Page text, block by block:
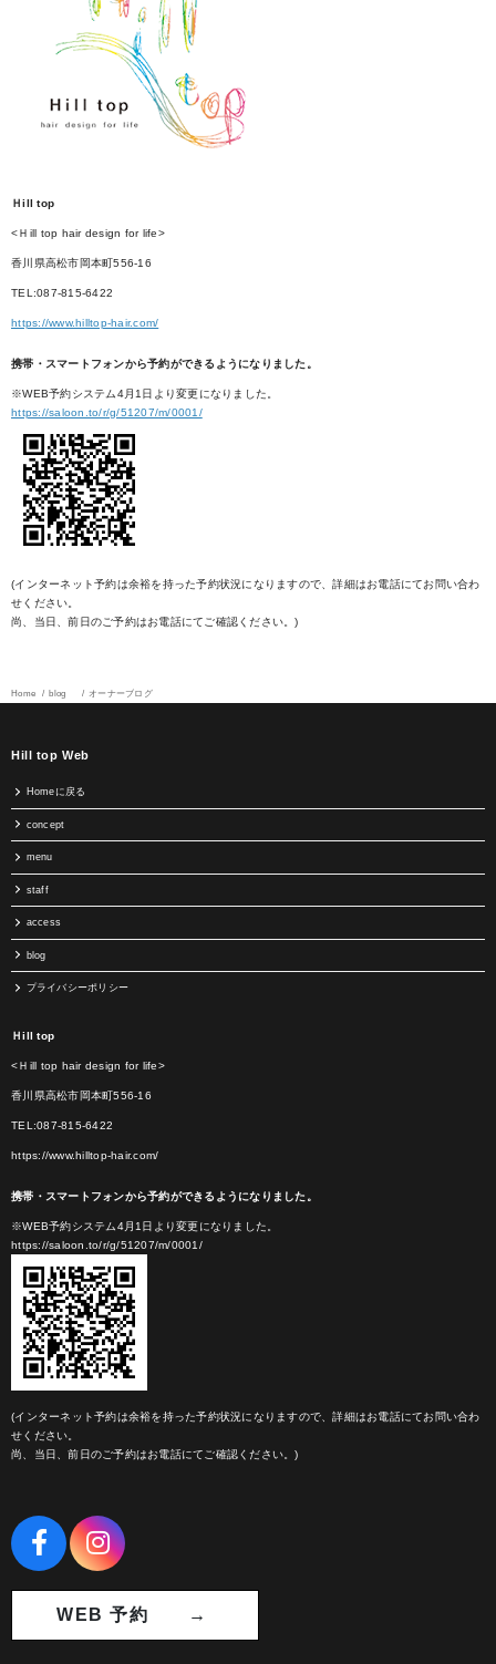
Ｈill top
<Ｈill top hair design for life>
香川県高松市岡本町556-16
TEL:087-815-6422
https://www.hilltop-hair.com/
携帯・スマートフォンから予約ができるようになりました。
※WEB予約システム4月1日より変更になりました。
https://saloon.to/r/g/51207/m/0001/
(インターネット予約は余裕を持った予約状況になりますので、詳細はお電話にてお問い合わ
せください。
尚、当日、前日のご予約はお電話にてご確認ください。)
Home blog オーナーブログ
Hill top Web
Homeに戻る
concept
menu
staff
access
blog
プライバシーポリシー
Ｈill top
<Ｈill top hair design for life>
香川県高松市岡本町556-16
TEL:087-815-6422
https://www.hilltop-hair.com/
携帯・スマートフォンから予約ができるようになりました。
※WEB予約システム4月1日より変更になりました。
https://saloon.to/r/g/51207/m/0001/
(インターネット予約は余裕を持った予約状況になりますので、詳細はお電話にてお問い合わ
せください。
尚、当日、前日のご予約はお電話にてご確認ください。)
WEB 予約 →